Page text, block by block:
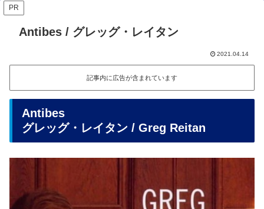
PR
Antibes / グレッグ・レイタン
2021.04.14
記事内に広告が含まれています
Antibes
グレッグ・レイタン / Greg Reitan